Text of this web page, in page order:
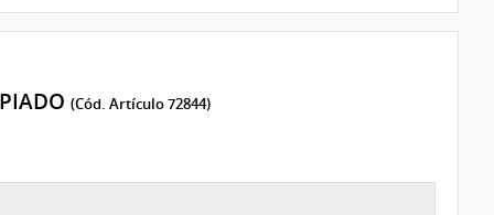
(Cód. Artículo 72844)